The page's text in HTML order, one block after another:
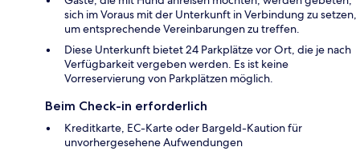
sich im Voraus mit der Unterkunft in Verbindung zu setzen,
um entsprechende Vereinbarungen zu treffen.
Diese Unterkunft bietet 24 Parkplätze vor Ort, die je nach
Verfügbarkeit vergeben werden. Es ist keine
Vorreservierung von Parkplätzen möglich.
Beim Check-in erforderlich
Kreditkarte, EC-Karte oder Bargeld-Kaution für
unvorhergesehene Aufwendungen